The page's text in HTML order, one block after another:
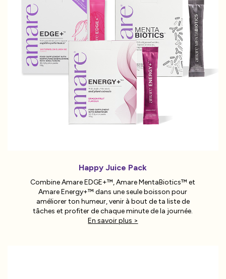
Happy Juice Pack
Combine Amare EDGE+™, Amare MentaBiotics™ et
Amare Energy+™ dans une seule boisson pour
améliorer ton humeur, venir à bout de ta liste de
tâches et profiter de chaque minute de la journée.
En savoir plus >